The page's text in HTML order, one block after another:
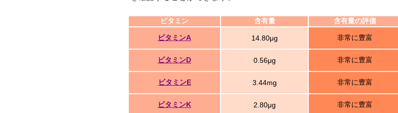
ビタミン 含有量 含有量の評価
ビタミンA 14.80μg 非常に豊富
ビタミンD 0.56μg 非常に豊富
ビタミンE 3.44mg 非常に豊富
ビタミンK 2.80μg 非常に豊富